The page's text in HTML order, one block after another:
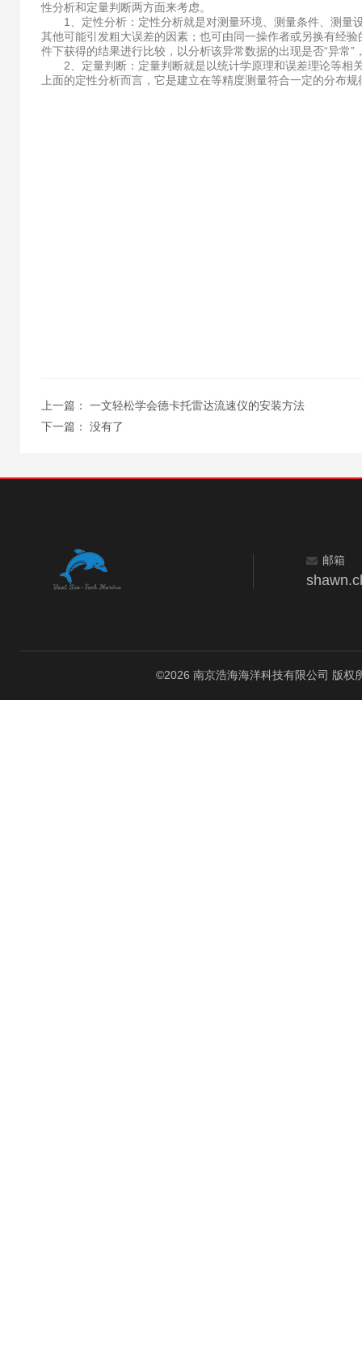
性分析和定量判断两方面来考虑。
1、定性分析：定性分析就是对测量环境、测量条件、测量
其他可能引发粗大误差的因素；也可由同一操作者或另换有经
件下获得的结果进行比较，以分析该异常数据的出现是否“异常
2、定量判断：定量判断就是以统计学原理和误差理论等相关
上面的定性分析而言，它是建立在等精度测量符合一定的分布
上一篇： 一文轻松学会德卡托雷达流速仪的安装方法
下一篇： 没有了
邮箱
©2026 南京浩海海洋科技有限公司 版权